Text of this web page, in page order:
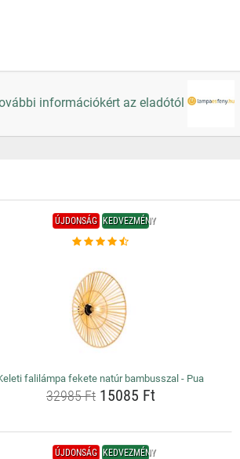
információkért az eladótól
ÚJDONSÁG KEDVEZMÉNY
falilámpa fekete natúr bambusszal - Pua
32985 Ft15085 Ft
ÚJDONSÁG KEDVEZMÉNY